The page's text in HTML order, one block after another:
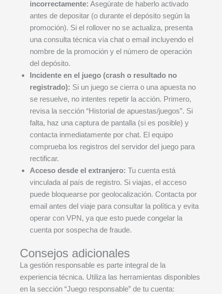
incorrectamente: Asegúrate de haberlo activado
antes de depositar (o durante el depósito según la
promoción). Si el rollover no se actualiza, presenta
una consulta técnica vía chat o email incluyendo el
nombre de la promoción y el número de operación
del depósito.
Incidente en el juego (crash o resultado no
registrado): Si un juego se cierra o una apuesta no
se resuelve, no intentes repetir la acción. Primero,
revisa la sección “Historial de apuestas/juegos”. Si
falta, haz una captura de pantalla (si es posible) y
contacta inmediatamente por chat. El equipo
comprueba los registros del servidor del juego para
rectificar.
Acceso desde el extranjero: Tu cuenta está
vinculada al país de registro. Si viajas, el acceso
puede bloquearse por geolocalización. Contacta por
email antes del viaje para consultar la política y evita
operar con VPN, ya que esto puede congelar la
cuenta por sospecha de fraude.
Consejos adicionales
La gestión responsable es parte integral de la
experiencia técnica. Utiliza las herramientas disponibles
en la sección “Juego responsable” de tu cuenta: